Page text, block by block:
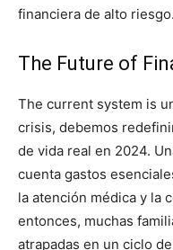
financiera de alto riesgo.
The Future of
The current system is
crisis, debemos
de vida real en 2024.
cuenta gastos
la atención médica y la
entonces, muchas
atrapadas en un ciclo